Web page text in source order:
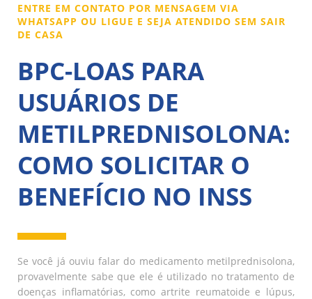
ENTRE EM CONTATO POR MENSAGEM VIA
WHATSAPP OU LIGUE E SEJA ATENDIDO SEM SAIR
DE CASA
BPC-LOAS PARA
USUÁRIOS DE
METILPREDNISOLONA:
COMO SOLICITAR O
BENEFÍCIO NO INSS
Se você já ouviu falar do medicamento metilprednisolona,
provavelmente sabe que ele é utilizado no tratamento de
doenças inflamatórias, como artrite reumatoide e lúpus,